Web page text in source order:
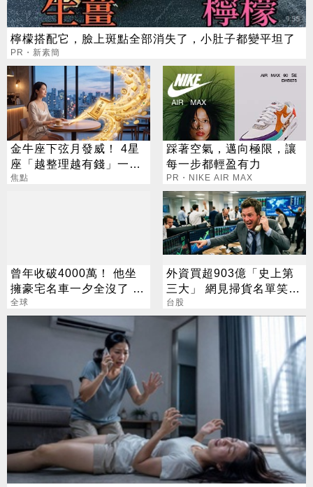
檸檬搭配它，臉上斑點全部消失了，小肚子都變平坦了
PR・新素簡
金牛座下弦月發威！ 4星
座「越整理越有錢」一路
旺運到10月
焦點
踩著空氣，邁向極限，讓
每一步都輕盈有力
PR・NIKE AIR MAX
曾年收破4000萬！ 他坐
擁豪宅名車一夕全沒了 卻
喊「比過去更快樂」
全球
外資買超903億「史上第
三大」 網見掃貨名單笑：
不懂在幹嘛
台股